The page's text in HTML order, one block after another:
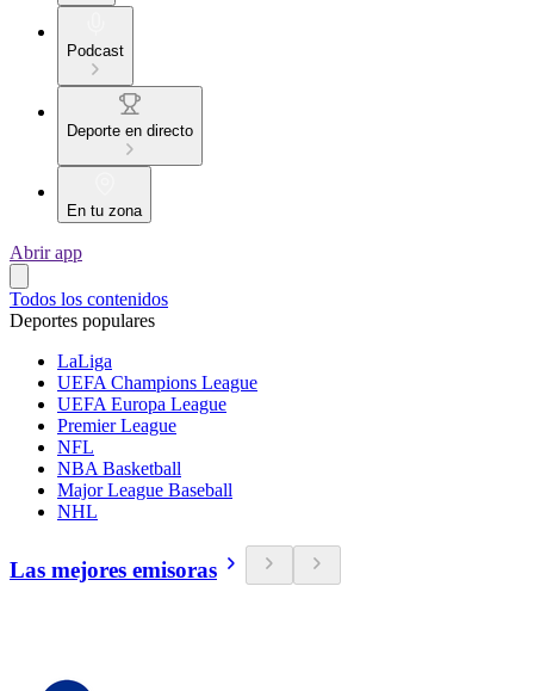
Podcast
Deporte en directo
En tu zona
Abrir app
Todos los contenidos
Deportes populares
LaLiga
UEFA Champions League
UEFA Europa League
Premier League
NFL
NBA Basketball
Major League Baseball
NHL
Las mejores emisoras